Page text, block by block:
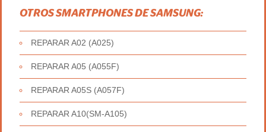
OTROS SMARTPHONES DE SAMSUNG:
REPARAR A02 (A025)
REPARAR A05 (A055F)
REPARAR A05S (A057F)
REPARAR A10(SM-A105)